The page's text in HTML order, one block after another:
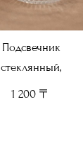
Подсвечник
стеклянный,
1 200 〒